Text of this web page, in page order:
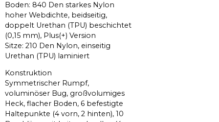
Boden: 840 Den starkes Nylon
hoher Webdichte, beidseitig,
doppelt Urethan (TPU) beschichtet
(0,15 mm), Plus(+) Version
Sitze: 210 Den Nylon, einseitig
Urethan (TPU) laminiert
Konstruktion
Symmetrischer Rumpf,
voluminöser Bug, großvolumiges
Heck, flacher Boden, 6 befestigte
Haltepunkte (4 vorn, 2 hinten), 10